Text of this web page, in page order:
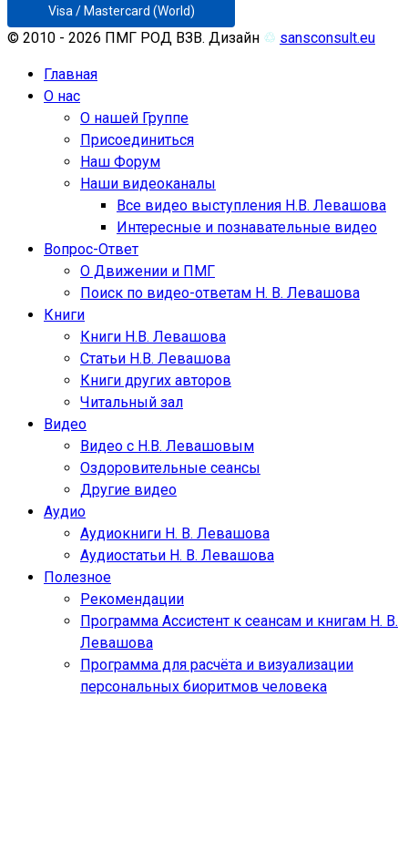
Visa / Mastercard (World)
© 2010 - 2026 ПМГ РОД ВЗВ. Дизайн ♲ sansconsult.eu
Главная
О нас
О нашей Группе
Присоединиться
Наш Форум
Наши видеоканалы
Все видео выступления Н.В. Левашова
Интересные и познавательные видео
Вопрос-Ответ
О Движении и ПМГ
Поиск по видео-ответам Н. В. Левашова
Книги
Книги Н.В. Левашова
Статьи Н.В. Левашова
Книги других авторов
Читальный зал
Видео
Видео с Н.В. Левашовым
Оздоровительные сеансы
Другие видео
Аудио
Аудиокниги Н. В. Левашова
Аудиостатьи Н. В. Левашова
Полезное
Рекомендации
Программа Ассистент к сеансам и книгам Н. В.
Левашова
Программа для расчёта и визуализации
персональных биоритмов человека